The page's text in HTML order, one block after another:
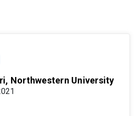
Northwestern University